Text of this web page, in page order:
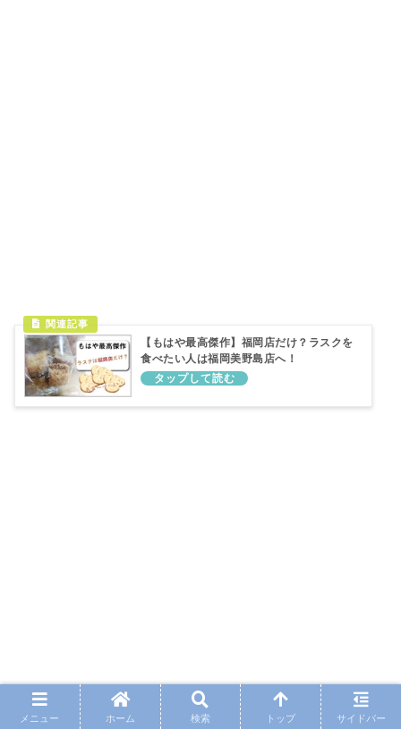
【もはや最高傑作】福岡店だけ？ラスクを
食べたい人は福岡美野島店へ！
メニュー ホーム 検索 トップ サイドバー